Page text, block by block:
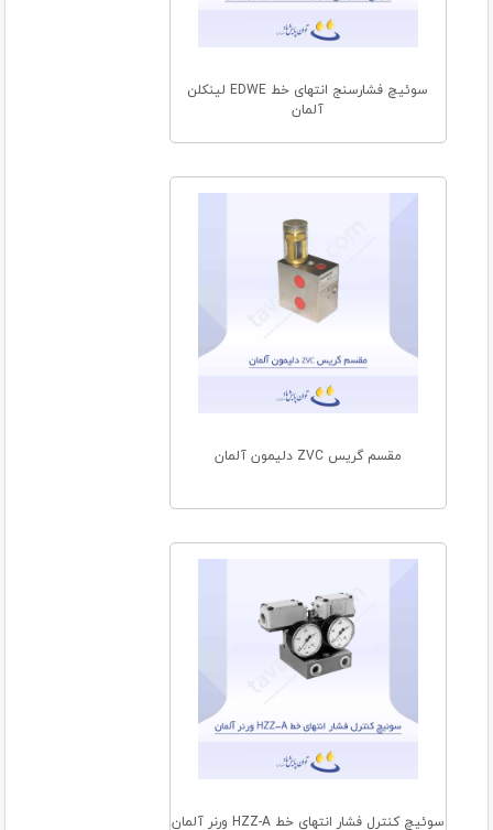
سوئیچ فشارسنج انتهای خط EDWE لینکلن
آلمان
مقسم گریس ZVC دلیمون آلمان
سوئیچ کنترل فشار انتهای خط HZZ-A ورنر آلمان